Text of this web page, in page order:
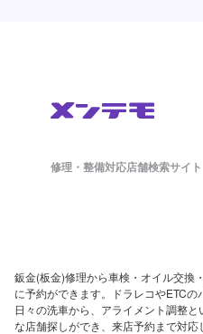
修理・整備対応店舗検索サイト
鈑金(板金)修理から車検・オイル交換
に予約ができます。ドラレコやETCの
日々の洗車から、アライメント調整
な店舗探しができ、来店予約まで対応